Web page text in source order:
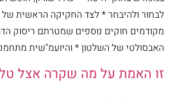
לבחור ולהיבחר * לצד החקיקה הראשית של
מקודמים חוקים נוספים שמטרתם ריסוק
האבסולטי של השלטון * והיועמ"שית
זו האמת על מה שקרה אצל